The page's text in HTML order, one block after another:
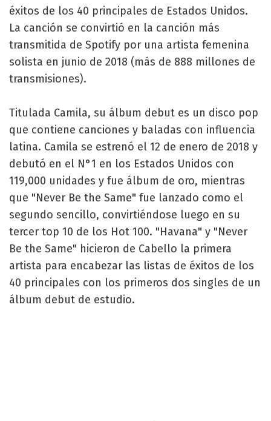
éxitos de los 40 principales de Estados Unidos.
La canción se convirtió en la canción más
transmitida de Spotify por una artista femenina
solista en junio de 2018 (más de 888 millones de
transmisiones).
Titulada Camila, su álbum debut es un disco pop
que contiene canciones y baladas con influencia
latina. Camila se estrenó el 12 de enero de 2018 y
debutó en el N°1 en los Estados Unidos con
119,000 unidades y fue álbum de oro, mientras
que "Never Be the Same" fue lanzado como el
segundo sencillo, convirtiéndose luego en su
tercer top 10 de los Hot 100. "Havana" y "Never
Be the Same" hicieron de Cabello la primera
artista para encabezar las listas de éxitos de los
40 principales con los primeros dos singles de un
álbum debut de estudio.